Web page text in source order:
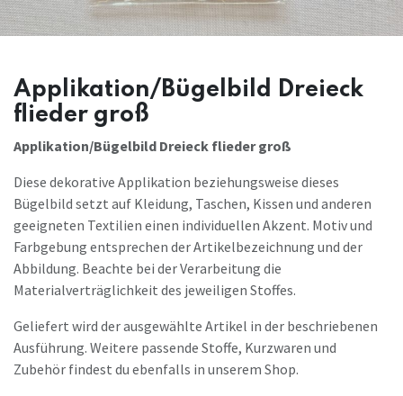
Applikation/Bügelbild Dreieck
flieder groß
Applikation/Bügelbild Dreieck flieder groß
Diese dekorative Applikation beziehungsweise dieses
Bügelbild setzt auf Kleidung, Taschen, Kissen und anderen
geeigneten Textilien einen individuellen Akzent. Motiv und
Farbgebung entsprechen der Artikelbezeichnung und der
Abbildung. Beachte bei der Verarbeitung die
Materialverträglichkeit des jeweiligen Stoffes.
Geliefert wird der ausgewählte Artikel in der beschriebenen
Ausführung. Weitere passende Stoffe, Kurzwaren und
Zubehör findest du ebenfalls in unserem Shop.